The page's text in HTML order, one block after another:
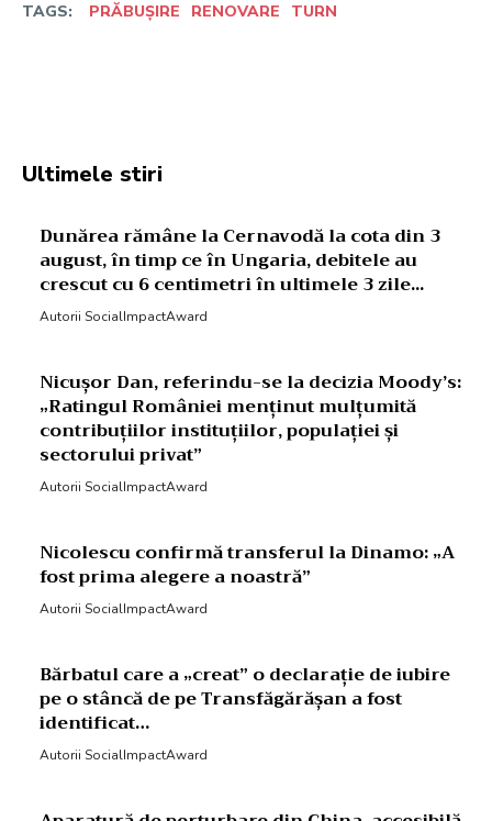
TAGS: PRĂBUȘIRE RENOVARE TURN
Ultimele stiri
Dunărea rămâne la Cernavodă la cota din 3
august, în timp ce în Ungaria, debitele au
crescut cu 6 centimetri în ultimele 3 zile...
Autorii SocialImpactAward
Nicușor Dan, referindu-se la decizia Moody’s:
„Ratingul României menținut mulțumită
contribuțiilor instituțiilor, populației și
sectorului privat”
Autorii SocialImpactAward
Nicolescu confirmă transferul la Dinamo: „A
fost prima alegere a noastră”
Autorii SocialImpactAward
Bărbatul care a „creat” o declarație de iubire
pe o stâncă de pe Transfăgărășan a fost
identificat…
Autorii SocialImpactAward